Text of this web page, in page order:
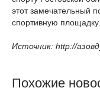
этот замечательный
спортивную площадку.
Источник: http://
Похожие